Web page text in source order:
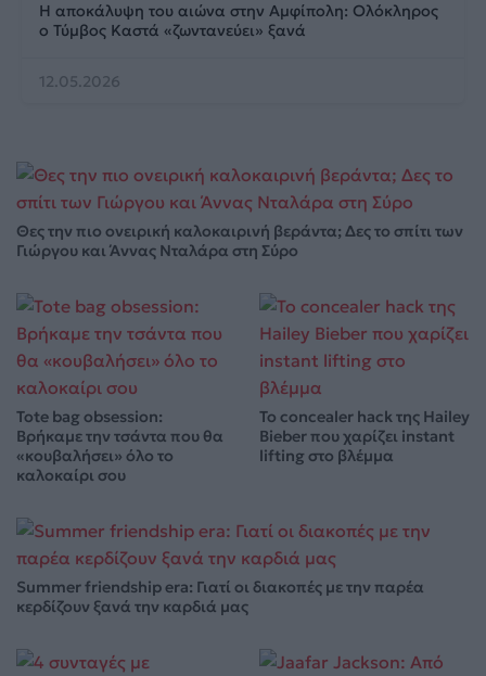
Η αποκάλυψη του αιώνα στην Αμφίπολη: Ολόκληρος
ο Τύμβος Καστά «ζωντανεύει» ξανά
12.05.2026
Θες την πιο ονειρική καλοκαιρινή βεράντα; Δες το σπίτι των
Γιώργου και Άννας Νταλάρα στη Σύρο
Tote bag obsession:
Βρήκαμε την τσάντα που θα
«κουβαλήσει» όλο το
καλοκαίρι σου
Το concealer hack της Hailey
Bieber που χαρίζει instant
lifting στο βλέμμα
Summer friendship era: Γιατί οι διακοπές με την παρέα
κερδίζουν ξανά την καρδιά μας